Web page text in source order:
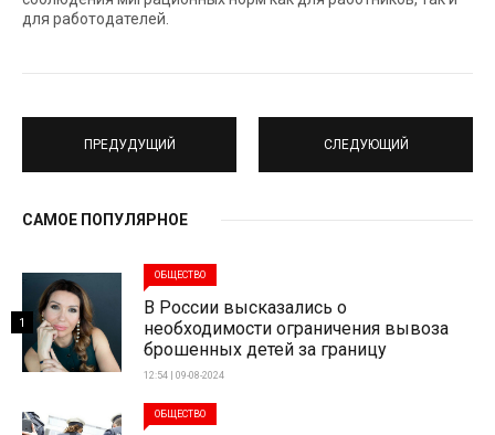
для работодателей.
ПРЕДУДУЩИЙ СЛЕДУЮЩИЙ
САМОЕ ПОПУЛЯРНОЕ
ОБЩЕСТВО
В России высказались о
необходимости ограничения вывоза
брошенных детей за границу
12:54 | 09-08-2024
1
ОБЩЕСТВО